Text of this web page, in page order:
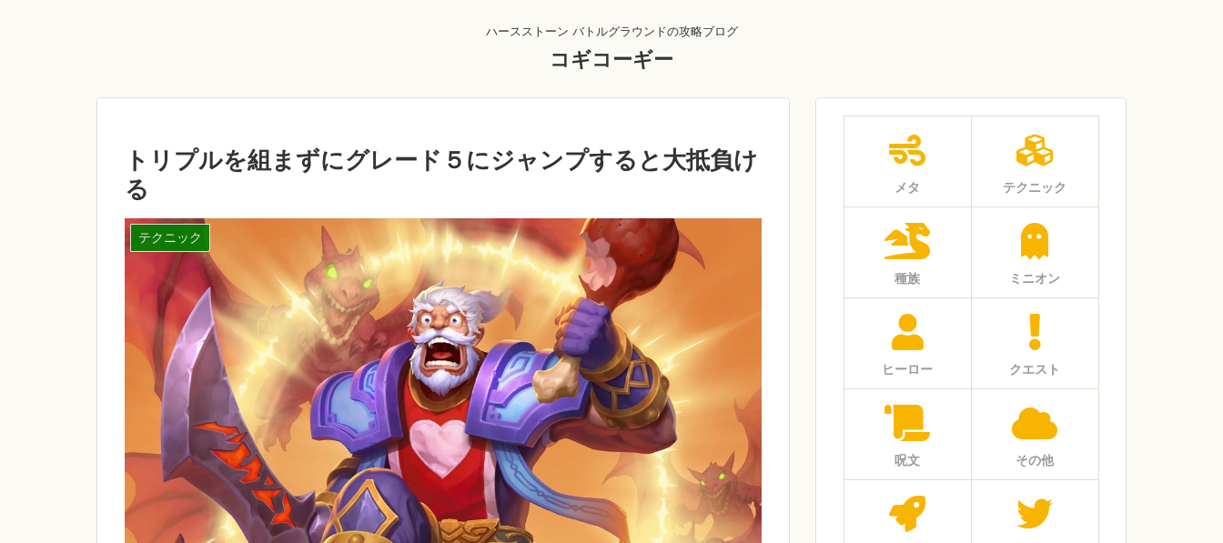
ハースストーン バトルグラウンドの攻略ブログ
コギコーギー
トリプルを組まずにグレード５にジャンプすると大抵負け
る
テクニック
メタ テクニック
種族 ミニオン
ヒーロー クエスト
呪文 その他